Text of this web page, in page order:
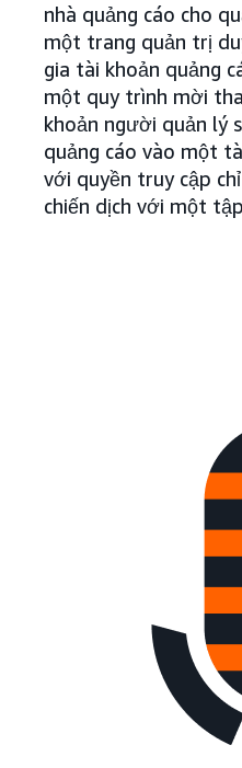
nhà quảng cáo cho
một trang quản trị
gia tài khoản quảng
một quy trình mời
khoản người quản lý
quảng cáo vào một
với quyền truy cập
chiến dịch với một